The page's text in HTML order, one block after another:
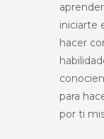
iniciarte
hacer
para
por ti